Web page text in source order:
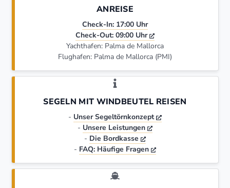
ANREISE
Check-In: 17:00 Uhr
Check-Out: 09:00 Uhr
Yachthafen: Palma de Mallorca
Flughafen: Palma de Mallorca (PMI)
SEGELN MIT WINDBEUTEL REISEN
- Unser Segeltörnkonzept
- Unsere Leistungen
- Die Bordkasse
- FAQ: Häufige Fragen